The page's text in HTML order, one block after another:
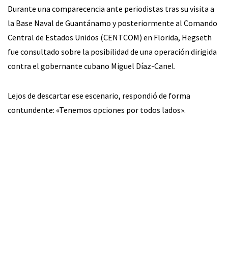
Durante una comparecencia ante periodistas tras su visita a
la Base Naval de Guantánamo y posteriormente al Comando
Central de Estados Unidos (CENTCOM) en Florida, Hegseth
fue consultado sobre la posibilidad de una operación dirigida
contra el gobernante cubano Miguel Díaz-Canel.
Lejos de descartar ese escenario, respondió de forma
contundente: «Tenemos opciones por todos lados».